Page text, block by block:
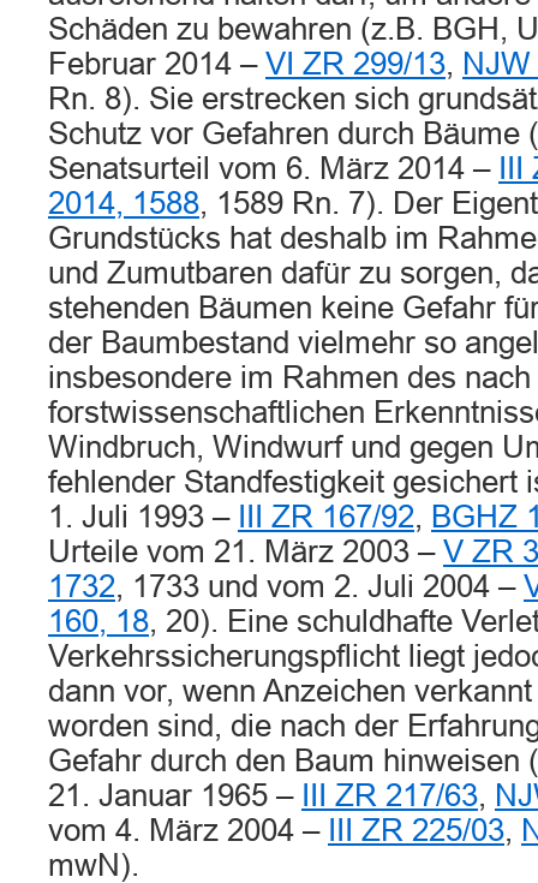
Schäden zu bewahren (z.B. BGH,
Februar 2014 – VI ZR 299/13,
Rn. 8). Sie erstrecken sich
Schutz vor Gefahren durch Bäume
Senatsurteil vom 6. März 2014 –
2014, 1588, 1589 Rn. 7). Der
Grundstücks hat deshalb im
und Zumutbaren dafür zu sorgen,
stehenden Bäumen keine Gefahr
der Baumbestand vielmehr so
insbesondere im Rahmen des nach
forstwissenschaftlichen
Windbruch, Windwurf und gegen
fehlender Standfestigkeit gesichert
1. Juli 1993 –
III ZR 167/92, BGHZ
Urteile vom 21. März 2003 – V ZR
1732, 1733 und vom 2. Juli 2004 –
160, 18, 20). Eine schuldhafte
Verkehrssicherungspflicht liegt
dann vor, wenn Anzeichen
worden sind, die nach der
Gefahr durch den Baum hinweisen
21. Januar 1965 –
III ZR 217/63,
vom 4. März 2004 –
III ZR 225/03,
mwN).